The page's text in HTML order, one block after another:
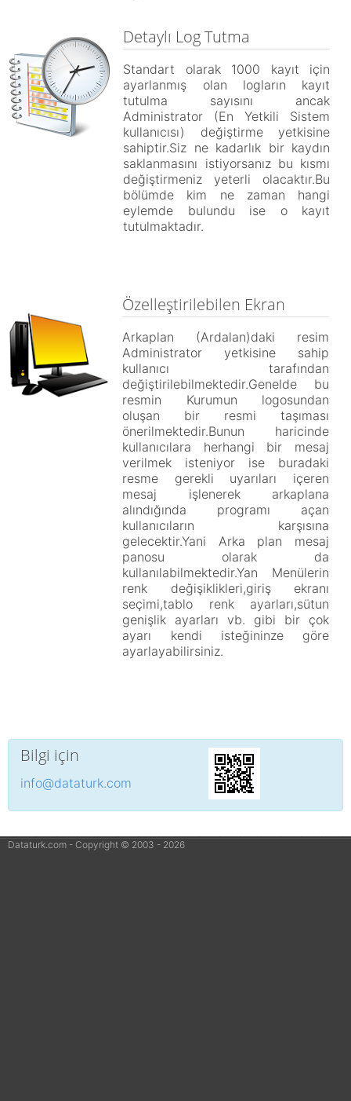
Detaylı Log Tutma
Standart olarak 1000 kayıt için
ayarlanmış olan logların kayıt
tutulma sayısını ancak
Administrator (En Yetkili Sistem
kullanıcısı) değiştirme yetkisine
sahiptir.Siz ne kadarlık bir kaydın
saklanmasını istiyorsanız bu kısmı
değiştirmeniz yeterli olacaktır.Bu
bölümde kim ne zaman hangi
eylemde bulundu ise o kayıt
tutulmaktadır.
Özelleştirilebilen Ekran
Arkaplan (Ardalan)daki resim
Administrator yetkisine sahip
kullanıcı tarafından
değiştirilebilmektedir.Genelde bu
resmin Kurumun logosundan
oluşan bir resmi taşıması
önerilmektedir.Bunun haricinde
kullanıcılara herhangi bir mesaj
verilmek isteniyor ise buradaki
resme gerekli uyarıları içeren
mesaj işlenerek arkaplana
alındığında programı açan
kullanıcıların karşısına
gelecektir.Yani Arka plan mesaj
panosu olarak da
kullanılabilmektedir.Yan Menülerin
renk değişiklikleri,giriş ekranı
seçimi,tablo renk ayarları,sütun
genişlik ayarları vb. gibi bir çok
ayarı kendi isteğininze göre
ayarlayabilirsiniz.
Bilgi için
info@dataturk.com
Dataturk.com - Copyright ©